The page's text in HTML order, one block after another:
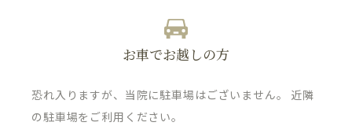
お車でお越しの方
恐れ入りますが、当院に駐車場はございません。 近隣
の駐車場をご利用ください。